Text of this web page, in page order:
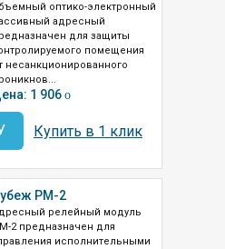
оптико-электронный
адресный
для защиты
помещения
несанкционированного
1 906 o
Купить в 1 клик
РМ-2
релейный модуль
2 предназначен для
исполнительными